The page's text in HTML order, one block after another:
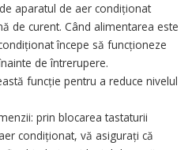
aparatul de aer condiționat
de curent. Când alimentarea este
începe să funcționeze
de întrerupere.
funcție pentru a reduce nivelul
prin blocarea tastaturii
condiționat, vă asigurați că